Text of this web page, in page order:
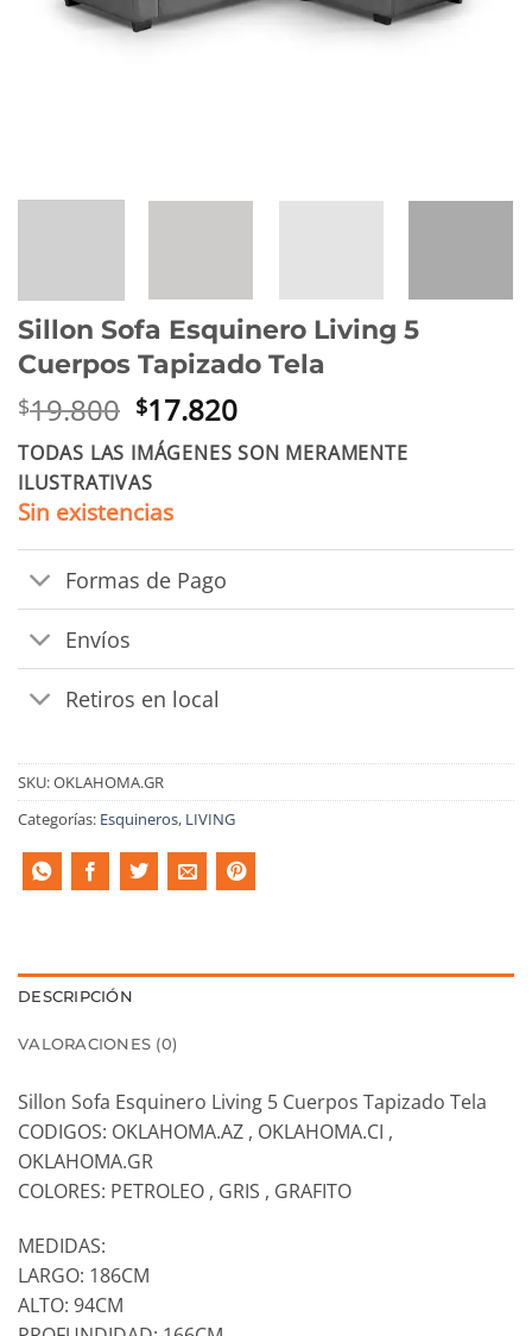
Sillon Sofa Esquinero Living 5
Cuerpos Tapizado Tela
$19.800 El
precio
original
era:
$19.800.
$17.820El
precio
actual
TODAS LAS IMÁGENES SON MERAMENTE
ILUSTRATIVAS
Sin existencias
Formas de Pago
Envíos
Retiros en local
SKU:OKLAHOMA.GR
Categorías: Esquineros, LIVING
DESCRIPCIÓN
VALORACIONES (0)
Sillon Sofa Esquinero Living 5 Cuerpos Tapizado Tela
CODIGOS: OKLAHOMA.AZ , OKLAHOMA.CI ,
OKLAHOMA.GR
COLORES: PETROLEO , GRIS , GRAFITO
MEDIDAS:
LARGO: 186CM
ALTO: 94CM